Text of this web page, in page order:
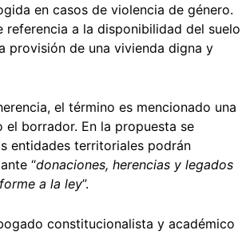
en casos de violencia de género.
referencia a la disponibilidad del suelo
provisión de una vivienda digna y
el término es mencionado una
el borrador. En la propuesta se
entidades territoriales podrán
“donaciones, herencias y legados
a la ley”.
constitucionalista y académico